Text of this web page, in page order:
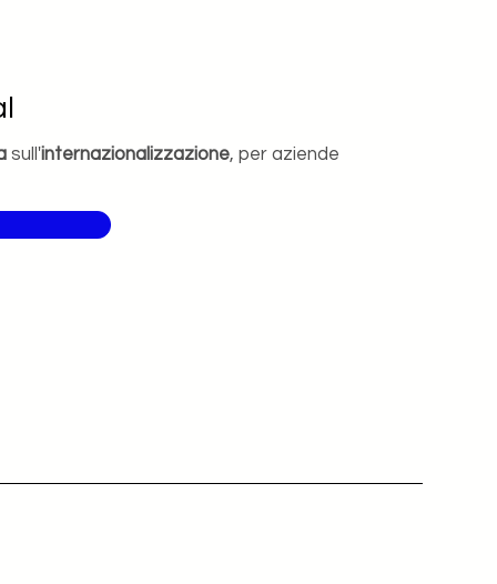
sull'internazionalizzazione, per aziende